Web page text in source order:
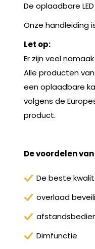
De oplaadbare
Onze handleiding
Let op:
Er zijn veel
Alle producten van
een oplaadbare
volgens de
product.
De voordelen
De beste
overlaad
Dimfunctie